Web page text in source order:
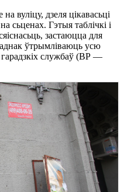
вуліцу, дзеля цікавасьці
сьценах. Гэтыя таблічкі і
застаюцца для
ўтрымліваюць усю
службаў (ВР —